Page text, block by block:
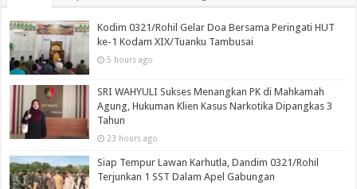
Kodim 0321/Rohil Gelar Doa Bersama Peringati HUT
ke-1 Kodam XIX/Tuanku Tambusai
5 hours ago
SRI WAHYULI Sukses Menangkan PK di Mahkamah
Agung, Hukuman Klien Kasus Narkotika Dipangkas 3
Tahun
23 hours ago
Siap Tempur Lawan Karhutla, Dandim 0321/Rohil
Terjunkan 1 SST Dalam Apel Gabungan